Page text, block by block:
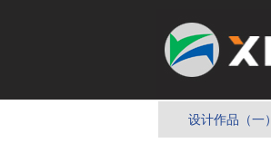
设计作品（一）